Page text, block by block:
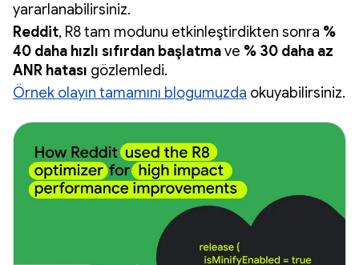
yararlanabilirsiniz.
Reddit, R8 tam modunu etkinleştirdikten sonra %
40 daha hızlı sıfırdan başlatmave % 30 daha az
ANR hatası gözlemledi.
Örnek olayın tamamını blogumuzda okuyabilirsiniz.